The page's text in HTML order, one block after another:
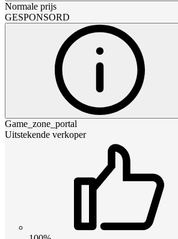
Normale prijs
GESPONSORD
Game_zone_portal
Uitstekende verkoper